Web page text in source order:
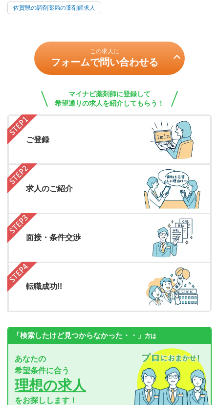
佐賀県の調剤薬局の薬剤師求人
この求人に
フォームで問い合わせる
マイナビ薬剤師に登録して
希望通りの求人を紹介してもらう！
ご登録
求人のご紹介
面接・条件交渉
転職成功!!
「検索したけど見つからなかった・・」 方は
あなたの
希望条件に合う
理想の求人
をお探しします！